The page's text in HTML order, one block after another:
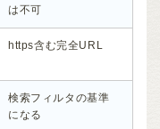
は不可
https含む完全URL
検索フィルタの基準
になる